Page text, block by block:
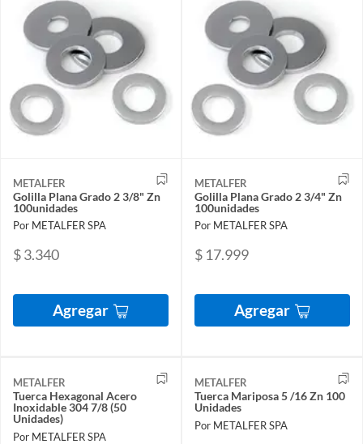
METALFER
Golilla Plana Grado 2 3/8" Zn
100unidades
Por METALFER SPA
$ 3.340
Agregar
METALFER
Golilla Plana Grado 2 3/4" Zn
100unidades
Por METALFER SPA
$ 17.999
Agregar
METALFER
Tuerca Hexagonal Acero
Inoxidable 304 7/8 (50
Unidades)
Por METALFER SPA
METALFER
Tuerca Mariposa 5 /16 Zn 100
Unidades
Por METALFER SPA